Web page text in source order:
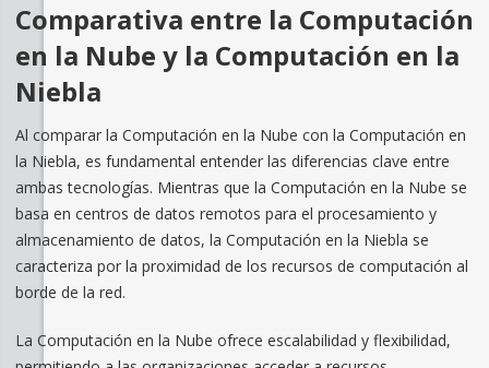
Comparativa entre la Computación
en la Nube y la Computación en la
Niebla
Al comparar la Computación en la Nube con la Computación en
la Niebla, es fundamental entender las diferencias clave entre
ambas tecnologías. Mientras que la Computación en la Nube se
basa en centros de datos remotos para el procesamiento y
almacenamiento de datos, la Computación en la Niebla se
caracteriza por la proximidad de los recursos de computación al
borde de la red.
La Computación en la Nube ofrece escalabilidad y flexibilidad,